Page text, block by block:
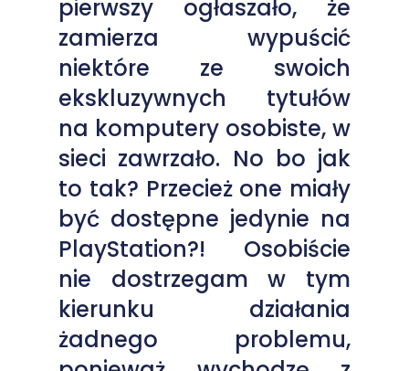
pierwszy ogłaszało, że
zamierza wypuścić
niektóre ze swoich
ekskluzywnych tytułów
na komputery osobiste, w
sieci zawrzało. No bo jak
to tak? Przecież one miały
być dostępne jedynie na
PlayStation?! Osobiście
nie dostrzegam w tym
kierunku działania
żadnego problemu,